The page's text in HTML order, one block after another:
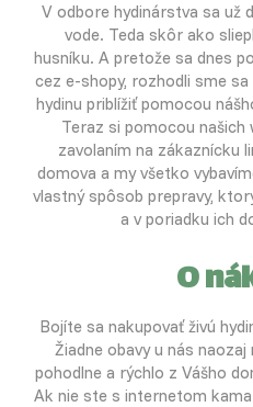
V odbore hydinárstva sa už
vode. Teda skôr ako
husníku. A pretože sa dnes
cez e-shopy, rozhodli sme sa
hydinu priblížiť pomocou
Teraz si pomocou
zavolaním na zákaznícku
domova a my všetko
vlastný spôsob prepravy,
a v poriadku ich
O
Bojíte sa nakupovať živú
Žiadne obavy u nás
pohodlne a rýchlo z Vášho
Ak nie ste s internetom